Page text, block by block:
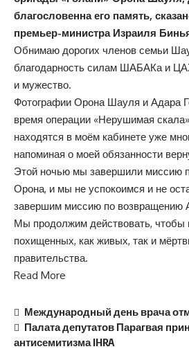
благословенна его память,
премьер-министра Израиля
Обнимаю дорогих членов семьи
благодарность силам ШАБАКа и
и мужество.
Фотографии Орона Шауля и Адара
время операции «Нерушимая скала»
находятся в моём кабинете уже
напоминая о моей обязанности
Этой ночью мы завершили миссию
Орона, и мы не успокоимся и не
завершим миссию по возвращению
Мы продолжим действовать, чтобы
похищенных, как живых, так и
правительства.
Read More
Международный день врача
Палата депутатов Парагвая
антисемитизма IHRA